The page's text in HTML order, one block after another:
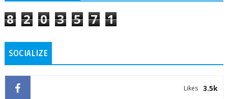
8 2 0 3 5 7 1
SOCIALIZE
3.5k
Likes